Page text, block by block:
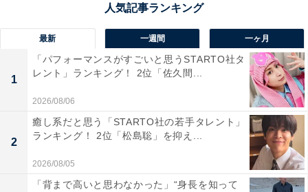
福島県の西部を占める「会津」地方。特に会津若松市
は、鶴ヶ城（若松城）を中心とした城下町の歴史と文化
が色濃く残り、「武士の都」として知られています。四
季の移ろいがはっきりしており、春は桜が映える鶴ヶ
城、夏は猪苗代湖でのウォータースポーツや尾瀬などの
高原、秋は五色沼や只見線の紅葉、冬は雪景色と温泉が
楽しめます。また、日本酒や漆器、こづゆなどの郷土料
理も有名で、奥ゆかしい歴史と豊かな自然が魅力の地域
です。
最新 一週間 一ヶ月
1
「パフォーマンスがすごいと思うSTARTO社タ
レント」ランキング！ 2位「佐久間...
2026/08/06
2
癒し系だと思う「STARTO社の若手タレント」
ランキング！ 2位「松島聡」を抑え...
2026/08/05
「背まで高いと思わなかった」“身長を知って